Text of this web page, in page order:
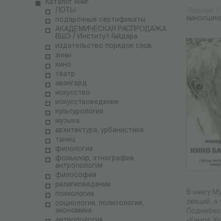
Каталог книг
ЛОТЫ
подарочные сертификаты
АКАДЕМИЧЕСКАЯ РАСПРОДАЖА
ВШЭ / Институт Гайдара
издательство порядок слов
зины
кино
театр
авангард
искусство
искусствоведение
культурология
музыка
архитектура, урбанистика
танец
филология
фольклор, этнография,
антропология
философия
религиоведение
психология
социология, политология,
экономика
В книгу
лекций,